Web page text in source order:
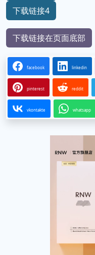
下载链接4
下载链接在页面底部
facebook linkedin
pinterest reddit
vkontakte whatsapp